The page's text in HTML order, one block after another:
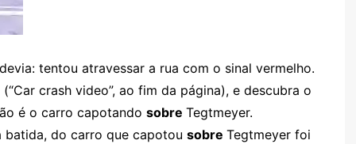
tentou atravessar a rua com o sinal vermelho.
crash video”, ao fim da página), e descubra o
é o carro capotando sobre Tegtmeyer.
batida, do carro que capotou sobre Tegtmeyer foi